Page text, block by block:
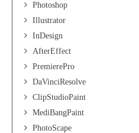
Photoshop
Illustrator
InDesign
AfterEffect
PremierePro
DaVinciResolve
ClipStudioPaint
MediBangPaint
PhotoScape